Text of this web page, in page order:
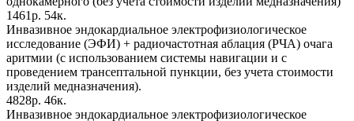
1461р. 54к.
Инвазивное эндокардиальное электрофизиологическое
исследование (ЭФИ) + радиочастотная аблация (РЧА) очага
аритмии (с использованием системы навигации и с
проведением трансептальной пункции, без учета стоимости
изделий медназначения).
4828р. 46к.
Инвазивное эндокардиальное электрофизиологическое